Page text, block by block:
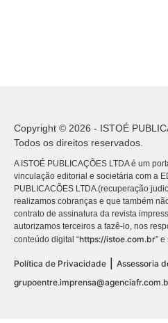
Copyright © 2026 - ISTOÉ
Todos os direitos reservados.
A ISTOÉ PUBLICAÇÕES LTDA é um
vinculação editorial e societária com a
PUBLICACÕES LTDA (recuperação
realizamos cobranças e que também
contrato de assinatura da revista
autorizamos terceiros a fazê-lo, nos
conteúdo digital “https://istoe.com.br”
Política de Privacidade
Assessoria